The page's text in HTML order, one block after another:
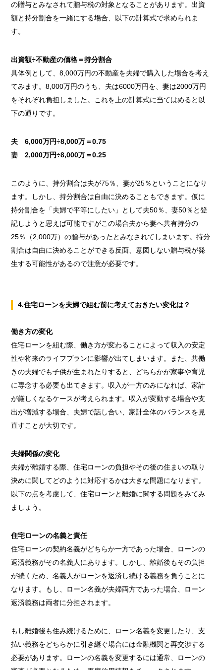
の贈与とみなされて贈与税の対象となることがあります。出資
額と持分割合を一緒にする場合、以下の計算式で求められま
す。
出資額÷不動産の価格＝持分割合
具体例として、8,000万円の不動産を夫婦で購入した場合を考え
てみます。8,000万円のうち、夫は6000万円を、妻は2000万円
をそれぞれ負担しました。これを上の計算式に当てはめると以
下の通りです。
夫 6,000万円÷8,000万＝0.75
妻 2,000万円÷8,000万＝0.25
このように、持分割合は夫が75％、妻が25％ということになり
ます。しかし、持分割合は自由に決めることもできます。仮に
持分割合を「夫婦で平等にしたい」として夫50％、妻50％と登
記しようと思えば可能ですがこの場合夫から妻へ共有持分の
25％（2,000万）の贈与があったとみなされてしまいます。持分
割合は自由に決めることができる反面、意図しない贈与税が発
生する可能性があるので注意が必要です。
4.住宅ローンを夫婦で組む前に考えておきたい変化は？
働き方の変化
住宅ローンを組む際、働き方が変わることによって収入の安定
性や将来のライフプランに影響が出てしまいます。また、共働
きの夫婦でも子供が生まれたりすると、どちらかが家事や育児
に専念する必要も出てきます。収入が一方のみになれば、家計
が厳しくなるケースが考えられます。収入が変動する場合や支
出が増減する場合、夫婦で話し合い、家計全体のバランスを見
直すことが大切です。
夫婦関係の変化
夫婦が離婚する際、住宅ローンの負担やその後の住まいの取り
決めに関してどのように対応するかは大きな問題になります。
以下の点を考慮して、住宅ローンと離婚に関する問題をみてみ
ましょう。
住宅ローンの名義と責任
住宅ローンの契約名義がどちらか一方であった場合、ローンの
返済義務がその名義人にあります。しかし、離婚後もその負担
が続くため、名義人がローンを返済し続ける義務を負うことに
なります。もし、ローン名義が夫婦両方であった場合、ローン
返済義務は両者に分担されます。
もし離婚後も住み続けるために、ローン名義を変更したり、支
払い義務をどちらかに引き継ぐ場合には金融機関と再交渉する
必要があります。ローンの名義を変更するには通常、ローンの